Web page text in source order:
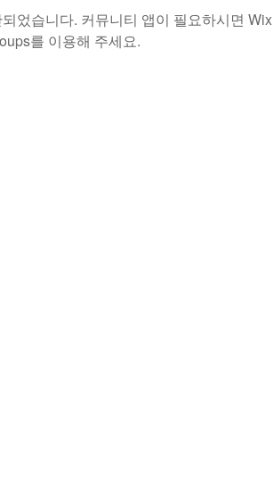
었습니다. 커뮤니티 앱이 필요하시면 Wix
를 이용해 주세요.